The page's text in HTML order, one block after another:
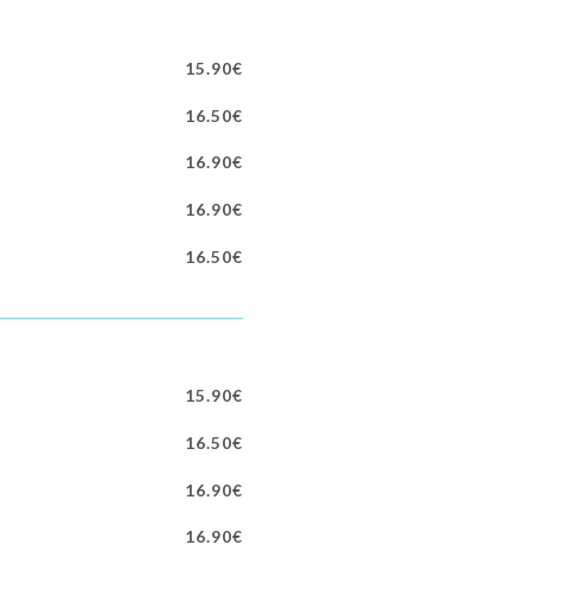
15.90€
16.50€
16.90€
16.90€
16.50€
15.90€
16.50€
16.90€
16.90€